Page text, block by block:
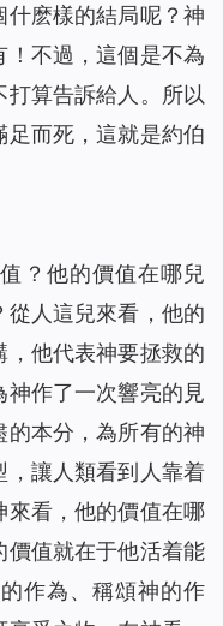
麽樣的結局呢？神
不過，這個是不為
打算告訴給人。所以
而死，這就是約伯
？他的價值在哪兒
人這兒來看，他的
他代表神要拯救的
神作了一次響亮的見
本分，為所有的神
，讓人類看到人靠着
來看，他的價值在哪
價值就在于他活着能
作為、稱頌神的作